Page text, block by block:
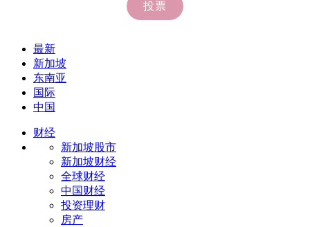
最新
新加坡
东南亚
国际
中国
财经
新加坡股市
新加坡财经
全球财经
中国财经
投资理财
房产